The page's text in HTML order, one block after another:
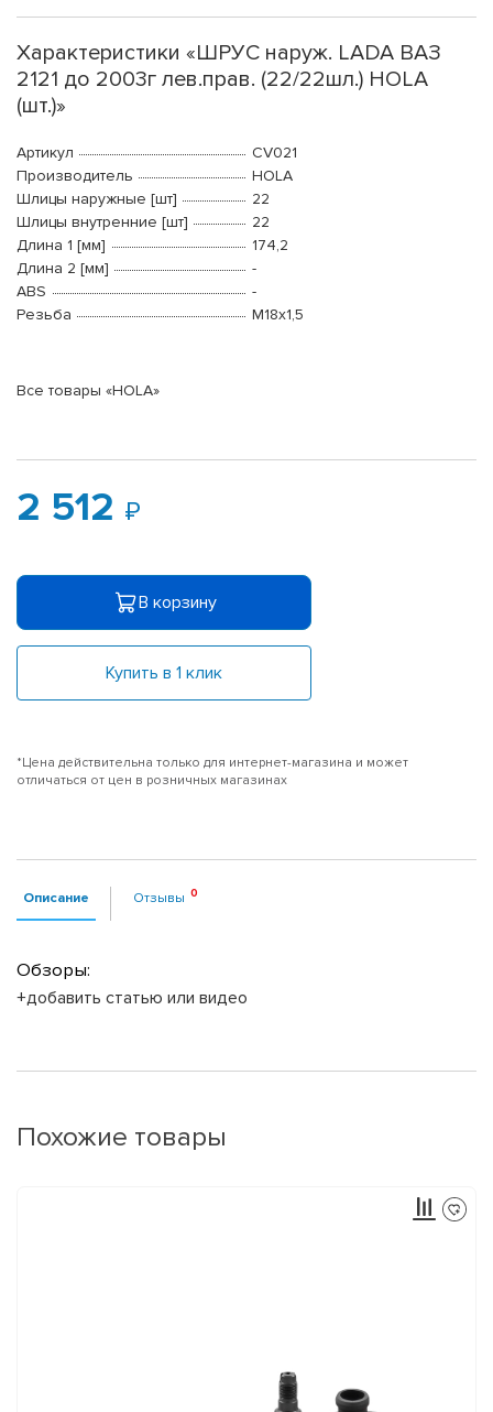
Характеристики «ШРУС наруж. LADA ВАЗ
2121 до 2003г лев.прав. (22/22шл.) HOLA
(шт.)»
Артикул
CV021
Производитель
HOLA
Шлицы наружные [шт]
22
Шлицы внутренние [шт]
22
Длина 1 [мм]
174,2
Длина 2 [мм]
-
ABS
-
Резьба
М18x1,5
Все товары «HOLA»
2 512
В корзину
Купить в 1 клик
*Цена действительна только для интернет-магазина и может
отличаться от цен в розничных магазинах
Описание Отзывы
Обзоры:
+добавить статью или видео
Похожие товары